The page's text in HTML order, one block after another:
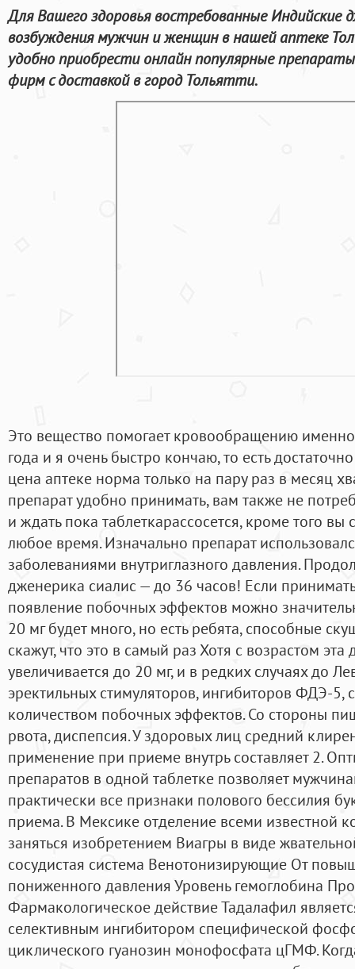
Для Вашего здоровья востребованные Индийские
возбуждения мужчин и женщин в нашей аптеке
удобно приобрести онлайн популярные
фирм с доставкой в город Тольятти.
Это вещество помогает кровообращению
года и я очень быстро кончаю, то есть
цена аптеке норма только на пару раз в месяц
препарат удобно принимать, вам также не
и ждать пока таблеткарассосется, кроме того
любое время. Изначально препарат
заболеваниями внутриглазного давления.
дженерика сиалис — до 36 часов! Если
появление побочных эффектов можно
20 мг будет много, но есть ребята, способные
скажут, что это в самый раз Хотя с возрастом эта
увеличивается до 20 мг, и в редких случаях до
эректильных стимуляторов, ингибиторов ФДЭ-
количеством побочных эффектов. Со стороны
рвота, диспепсия. У здоровых лиц средний
применение при приеме внутрь составляет 2.
препаратов в одной таблетке позволяет
практически все признаки полового бессилия
приема. В Мексике отделение всеми известной
заняться изобретением Виагры в виде
сосудистая система Венотонизирующие От
пониженного давления Уровень гемоглобина
Фармакологическое действие Тадалафил
селективным ингибитором специфической
циклического гуанозин монофосфата цГМФ.